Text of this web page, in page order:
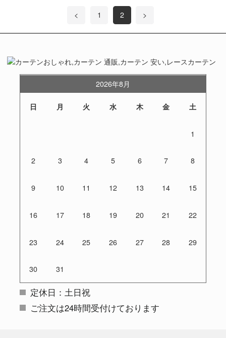
< 1 2 >
2026年8月
日 月 火 水 木 金 土
1
2 3 4 5 6 7 8
9 10 11 12 13 14 15
16 17 18 19 20 21 22
23 24 25 26 27 28 29
30 31
定休日：土日祝
ご注文は24時間受付けております